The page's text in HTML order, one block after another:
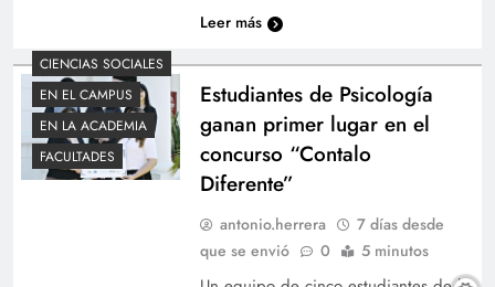
Vicerrectora destaca avances en investigación
Leer más
CIENCIAS SOCIALES
EN EL CAMPUS
EN LA ACADEMIA
FACULTADES
Estudiantes de Psicología
ganan primer lugar en el
concurso “Contalo
Diferente”
antonio.herrera
7 días desde
que se envió
0 5 minutos